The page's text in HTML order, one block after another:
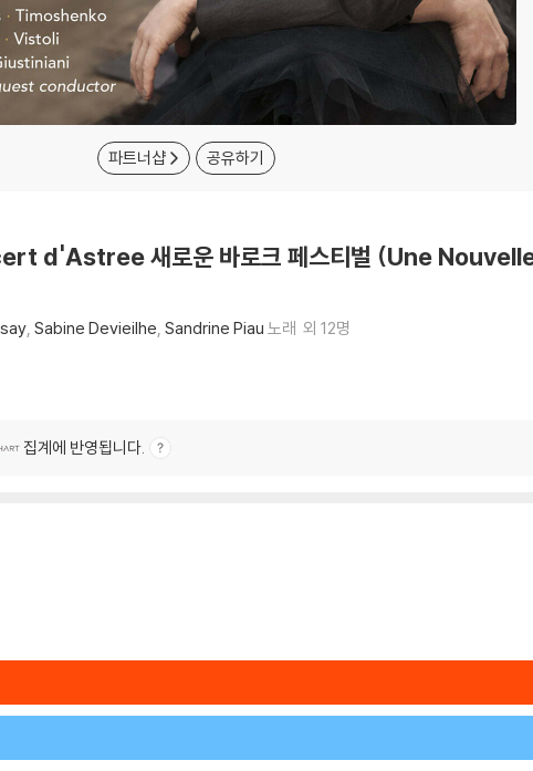
파트너샵 공유하기
d'Astree 새로운 바로크 페스티벌 (Une
Sabine Devieilhe Sandrine Piau 노래 외 12명
집계에 반영됩니다.